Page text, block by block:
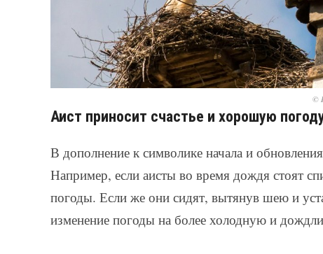
©
Аист приносит счастье и хорошую
В дополнение к символике начала и
Например, если аисты во время дождя стоят
погоды. Если же они сидят, вытянув шею и
изменение погоды на более холодную и